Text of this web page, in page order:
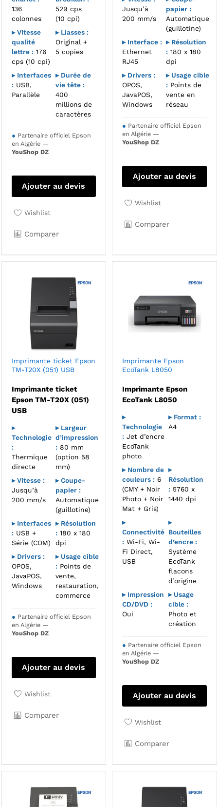
136
colonnes
529 cps
(10 cpi)
▸ Vitesse
qualité
lettre :176
cps (10 cpi)
▸ Liasses :
Original +
5 copies
▸ Interfaces
:USB,
Parallèle
▸ Durée de
vie tête :
400
millions de
caractères
● Partenaire officiel Epson
en Algérie —
YouShop DZ
Ajouter au devis
Wishlist
Comparer
Jusqu’à
200 mm/s
papier :
Automatique
(guillotine)
▸ Interface :
Ethernet
RJ45
▸ Résolution
: 180 x 180
dpi
▸ Drivers :
OPOS,
JavaPOS,
Windows
▸ Usage cible
: Points de
vente en
réseau
● Partenaire officiel Epson
en Algérie —
YouShop DZ
Ajouter au devis
Wishlist
Comparer
Imprimante ticket Epson
TM-T20X (051) USB
Imprimante ticket
Epson TM-T20X (051)
USB
▸
Technologie
:
Thermique
directe
▸ Largeur
d’impression
:80 mm
(option 58
mm)
▸ Vitesse :
Jusqu’à
200 mm/s
▸ Coupe-
papier :
Automatique
(guillotine)
▸ Interfaces
:USB +
Série (COM)
▸ Résolution
:180 x 180
dpi
▸ Drivers :
OPOS,
JavaPOS,
Windows
▸ Usage cible
:Points de
vente,
restauration,
commerce
● Partenaire officiel Epson
en Algérie —
YouShop DZ
Ajouter au devis
Wishlist
Comparer
Imprimante Epson
EcoTank L8050
Imprimante Epson
EcoTank L8050
▸
Technologie
: Jet d’encre
EcoTank
photo
▸ Format :
A4
▸ Nombre de
couleurs : 6
(CMY + Noir
Photo + Noir
Mat + Gris)
▸
Résolution
: 5760 x
1440 dpi
▸
Connectivité
: Wi-Fi, Wi-
Fi Direct,
USB
▸
Bouteilles
d’encre :
Système
EcoTank
flacons
d’origine
▸ Impression
CD/DVD :
Oui
▸ Usage
cible :
Photo et
création
● Partenaire officiel Epson
en Algérie —
YouShop DZ
Ajouter au devis
Wishlist
Comparer